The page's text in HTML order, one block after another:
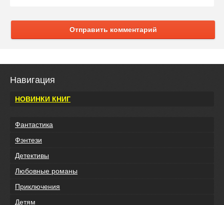
Отправить комментарий
Навигация
НОВИНКИ КНИГ
Фантастика
Фэнтези
Детективы
Любовные романы
Приключения
Детям